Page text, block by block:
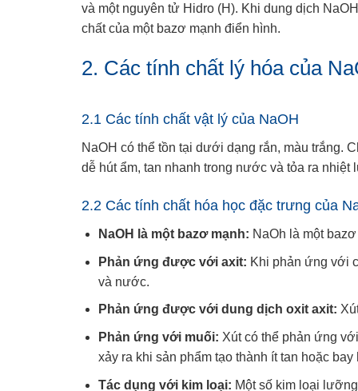
và một nguyên tử Hidro (H). Khi dung dịch
chất của một bazơ mạnh điển hình.
2. Các tính chất lý hóa của
2.1 Các tính chất vật lý của NaOH
NaOH có thể tồn tại dưới dạng rắn, màu trắng.
dễ hút ẩm, tan nhanh trong nước và tỏa ra
2.2 Các tính chất hóa học đặc trưng của
NaOH là một bazơ mạnh: NaOh là một
Phản ứng được với axit: Khi phản ứng với
và nước.
Phản ứng được với dung dịch oxit axit:
Phản ứng với muối: Xút có thể phản ứng
xảy ra khi sản phẩm tạo thành ít tan hoặc bay
Tác dụng với kim loại: Một số kim loại